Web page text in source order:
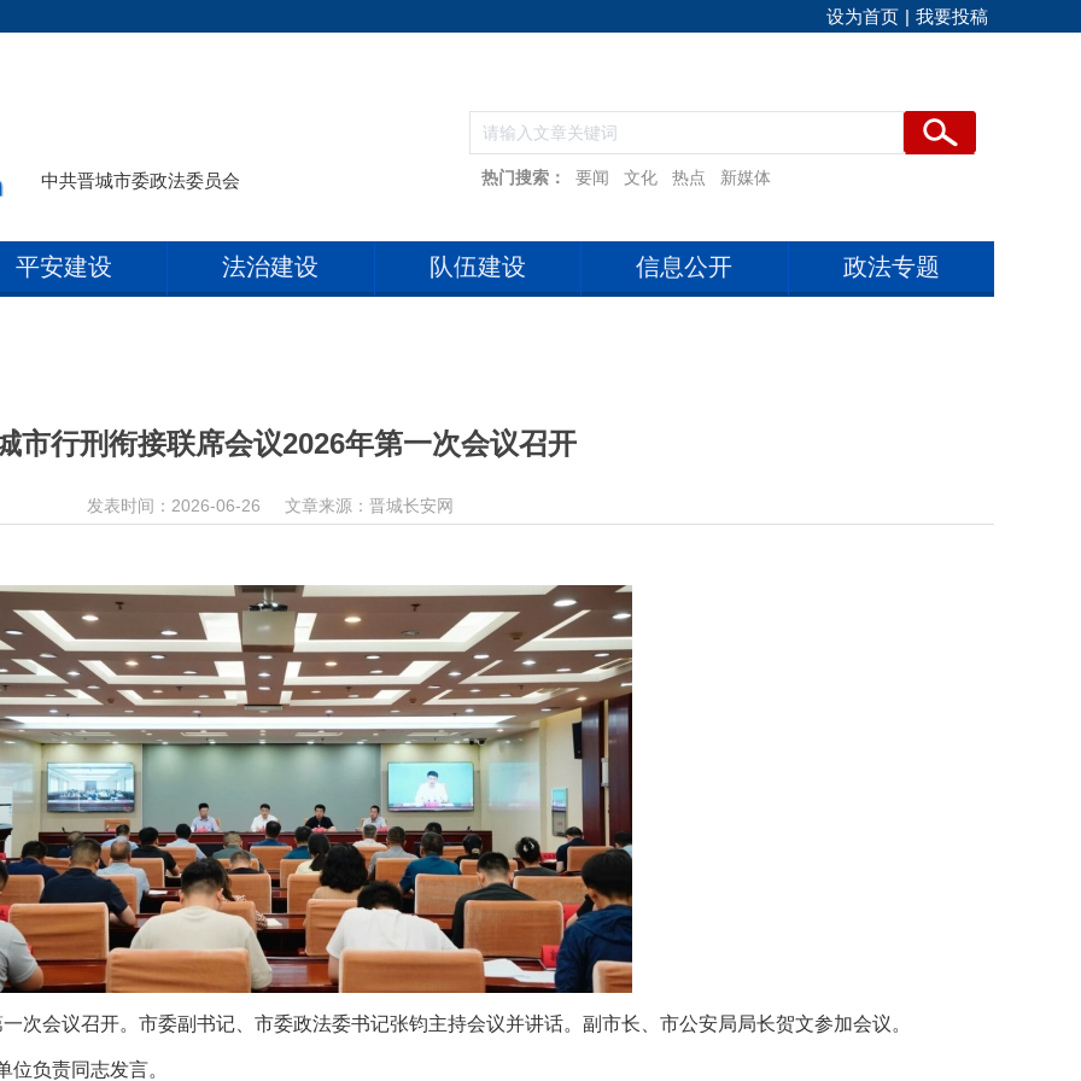
设为首页 | 我要投稿
中共晋城市委政法委员会 热门搜索： 要闻 文化 热点 新媒体
平安建设 法治建设 队伍建设 信息公开 政法专题
市行刑衔接联席会议2026年第一次会议召开
发表时间：2026-06-26 文章来源：晋城长安网
次会议召开。 市委副书记、市委政法委书记张钧主持会议并讲话。副市长、市公安局局长贺文参加会议。
负责同志发言。